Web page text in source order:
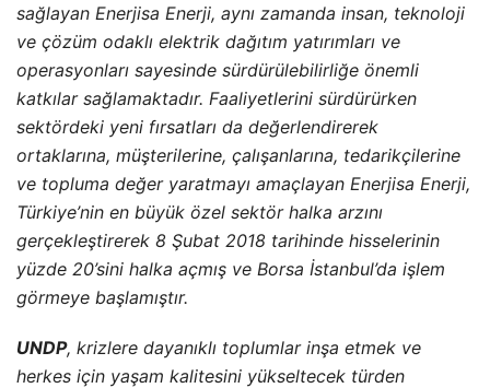
sağlayan Enerjisa Enerji, aynı zamanda insan, teknoloji
ve çözüm odaklı elektrik dağıtım yatırımları ve
operasyonları sayesinde sürdürülebilirliğe önemli
katkılar sağlamaktadır. Faaliyetlerini sürdürürken
sektördeki yeni fırsatları da değerlendirerek
ortaklarına, müşterilerine, çalışanlarına, tedarikçilerine
ve topluma değer yaratmayı amaçlayan Enerjisa Enerji,
Türkiye’nin en büyük özel sektör halka arzını
gerçekleştirerek 8 Şubat 2018 tarihinde hisselerinin
yüzde 20’sini halka açmış ve Borsa İstanbul’da işlem
görmeye başlamıştır.
UNDP, krizlere dayanıklı toplumlar inşa etmek ve
herkes için yaşam kalitesini yükseltecek türden